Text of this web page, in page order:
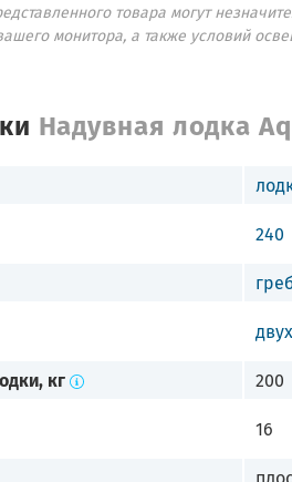
товара могут
монитора, а также условий
Надувная лодка
240
кг 200
16